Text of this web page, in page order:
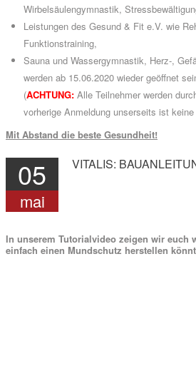
Wirbelsäulengymnastik,
Leistungen des Gesund & Fit e.V. wie
Funktionstraining,
Sauna und Wassergymnastik, Herz-,
werden ab 15.06.2020 wieder geöffnet
(ACHTUNG: Alle Teilnehmer werden
vorherige Anmeldung unserseits ist
Mit Abstand die beste Gesundheit!
05
mai
VITALIS:
In unserem Tutorialvideo zeigen wir euch
einfach einen Mundschutz herstellen